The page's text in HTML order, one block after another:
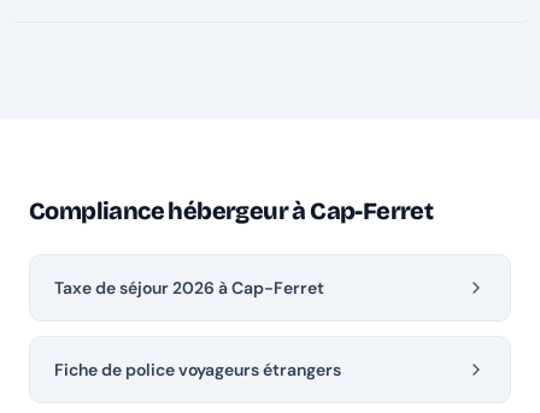
Compliance hébergeur à Cap-Ferret
Taxe de séjour 2026 à Cap-Ferret
Fiche de police voyageurs étrangers